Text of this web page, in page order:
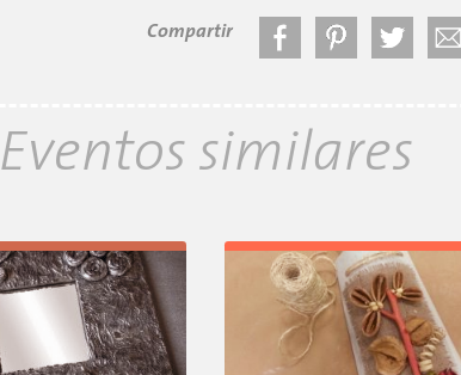
Compartir
Eventos similares